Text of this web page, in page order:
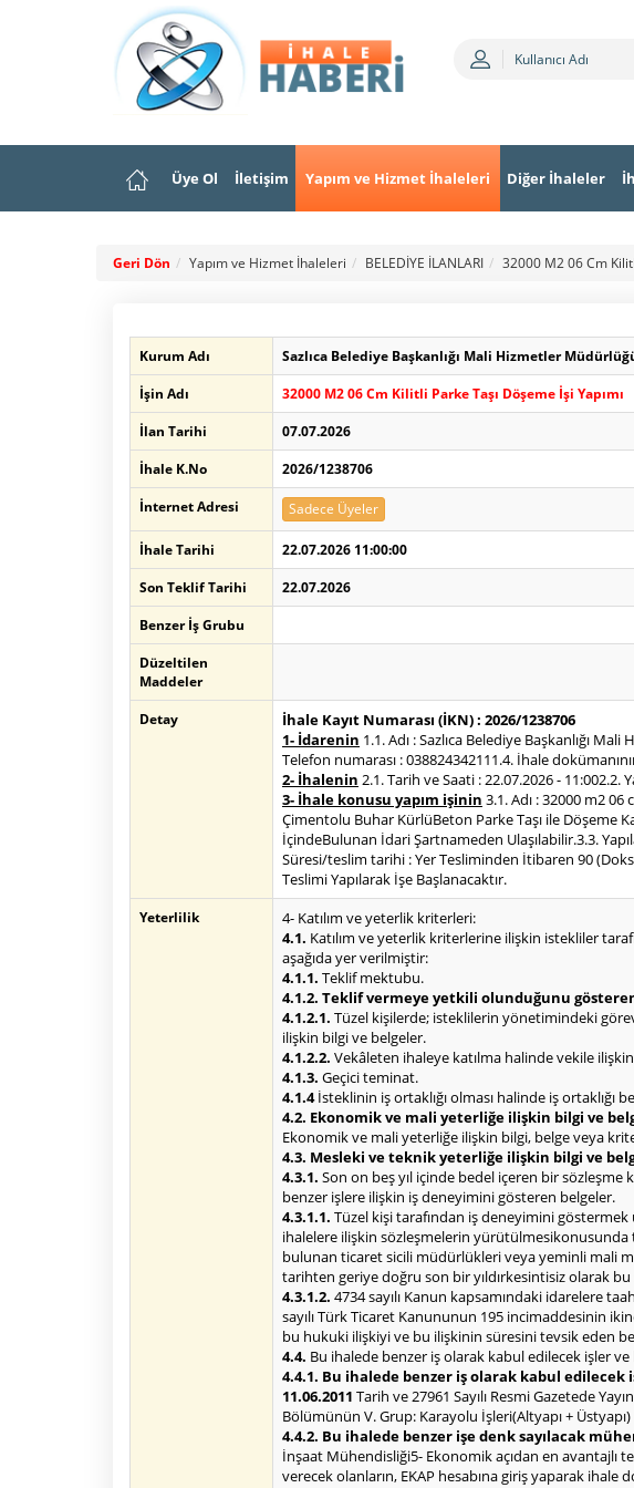
Üye Ol İletişim Yapım ve Hizmet İhaleleri Diğer İhaleler
Geri Dön Yapım ve Hizmet İhaleleri BELEDİYE İLANLARI 32000 M2 06 Cm
Kurum Adı
Sazlıca Belediye Başkanlığı Mali Hizmetler
İşin Adı
32000 M2 06 Cm Kilitli Parke Taşı Döşeme İşi Yapımı
İlan Tarihi
07.07.2026
İhale K.No
2026/1238706
İnternet Adresi
Sadece Üyeler
İhale Tarihi
22.07.2026 11:00:00
Son Teklif Tarihi
22.07.2026
Benzer İş Grubu
Düzeltilen
Maddeler
Detay
İhale Kayıt Numarası (İKN) : 2026/1238706
1- İdarenin 1.1. Adı : Sazlıca Belediye Başkanlığı
Telefon numarası : 038824342111.4. İhale
2- İhalenin 2.1. Tarih ve Saati : 22.07.2026 - 11:002.2.
3- İhale konusu yapım işinin 3.1. Adı : 32000 m2
Çimentolu Buhar KürlüBeton Parke Taşı ile Döşeme
İçindeBulunan İdari Şartnameden Ulaşılabilir.3.3.
Süresi/teslim tarihi : Yer Tesliminden İtibaren 90
Teslimi Yapılarak İşe Başlanacaktır.
Yeterlilik
4- Katılım ve yeterlik kriterleri:
4.1. Katılım ve yeterlik kriterlerine ilişkin istekliler
aşağıda yer verilmiştir:
4.1.1. Teklif mektubu.
4.1.2. Teklif vermeye yetkili olunduğunu
4.1.2.1. Tüzel kişilerde; isteklilerin yönetimindeki
ilişkin bilgi ve belgeler.
4.1.2.2. Vekâleten ihaleye katılma halinde vekile
4.1.3. Geçici teminat.
4.1.4İsteklinin iş ortaklığı olması halinde iş ortaklığı
4.2. Ekonomik ve mali yeterliğe ilişkin bilgi ve
Ekonomik ve mali yeterliğe ilişkin bilgi, belge veya
4.3. Mesleki ve teknik yeterliğe ilişkin bilgi ve
4.3.1. Son on beş yıl içinde bedel içeren bir
benzer işlere ilişkin iş deneyimini gösteren belgeler.
4.3.1.1. Tüzel kişi tarafından iş deneyimini göstermek
ihalelere ilişkin sözleşmelerin yürütülmesikonusunda
bulunan ticaret sicili müdürlükleri veya yeminli mali
tarihten geriye doğru son bir yıldırkesintisiz olarak
4.3.1.2. 4734 sayılı Kanun kapsamındaki idarelere
sayılı Türk Ticaret Kanununun 195 incimaddesinin
bu hukuki ilişkiyi ve bu ilişkinin süresini tevsik eden
4.4. Bu ihalede benzer iş olarak kabul edilecek işler
4.4.1. Bu ihalede benzer iş olarak kabul edilecek
11.06.2011 Tarih ve 27961 Sayılı Resmi Gazetede
Bölümünün V. Grup: Karayolu İşleri(Altyapı +
4.4.2. Bu ihalede benzer işe denk sayılacak
İnşaat Mühendisliği5- Ekonomik açıdan en avantajlı
verecek olanların, EKAP hesabına giriş yaparak